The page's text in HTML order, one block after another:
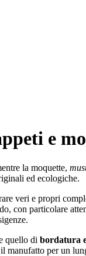
e
la moquette,
ed ecologiche.
veri e propri
con particolare
quello di bordatura
manufatto per un